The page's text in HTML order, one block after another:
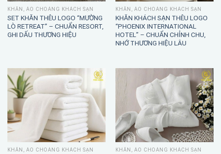
KHĂN, ÁO CHOÀNG KHÁCH SẠN
SET KHĂN THÊU LOGO “MƯỜNG
LÒ RETREAT” – CHUẨN RESORT,
GHI DẤU THƯƠNG HIỆU
KHĂN, ÁO CHOÀNG KHÁCH SẠN
KHĂN KHÁCH SẠN THÊU LOGO
“PHOENIX INTERNATIONAL
HOTEL” – CHUẨN CHỈNH CHU,
NHỚ THƯƠNG HIỆU LÂU
KHĂN, ÁO CHOÀNG KHÁCH SẠN KHĂN, ÁO CHOÀNG KHÁCH SẠN